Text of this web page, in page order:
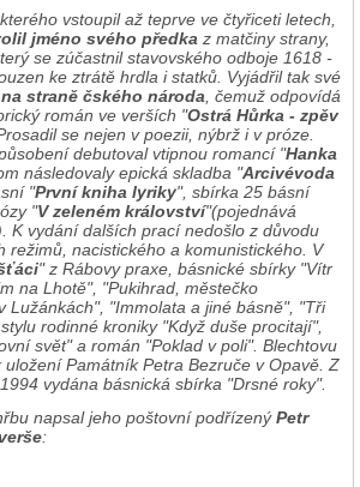
vstoupil až teprve ve čtyřiceti letech,
jméno svého předka z matčiny strany,
se zúčastnil stavovského odboje 1618 -
ke ztrátě hrdla i statků. Vyjádřil tak své
straně čského národa , čemuž odpovídá
román ve verších "Ostrá Hůrka - zpěv
se nejen v poezii, nýbrž i v próze.
debutoval vtipnou romancí "Hanka
následovaly epická skladba "Arcivévoda
"První kniha lyriky", sbírka 25 básní
"V zeleném království"(pojednává
K vydání dalších prací nedošlo z důvodu
režimů, nacistického a komunistického. V
" z Rábovy praxe, básnické sbírky "Vítr
na Lhotě", "Pukihrad, městečko
Lužánkách", "Immolata a jiné básně", "Tři
rodinné kroniky "Když duše procitají",
svět" a román "Poklad v poli". Blechtovu
Památník Petra Bezruče v Opavě. Z
vydána básnická sbírka "Drsné roky".
napsal jeho poštovní podřízenýPetr
: